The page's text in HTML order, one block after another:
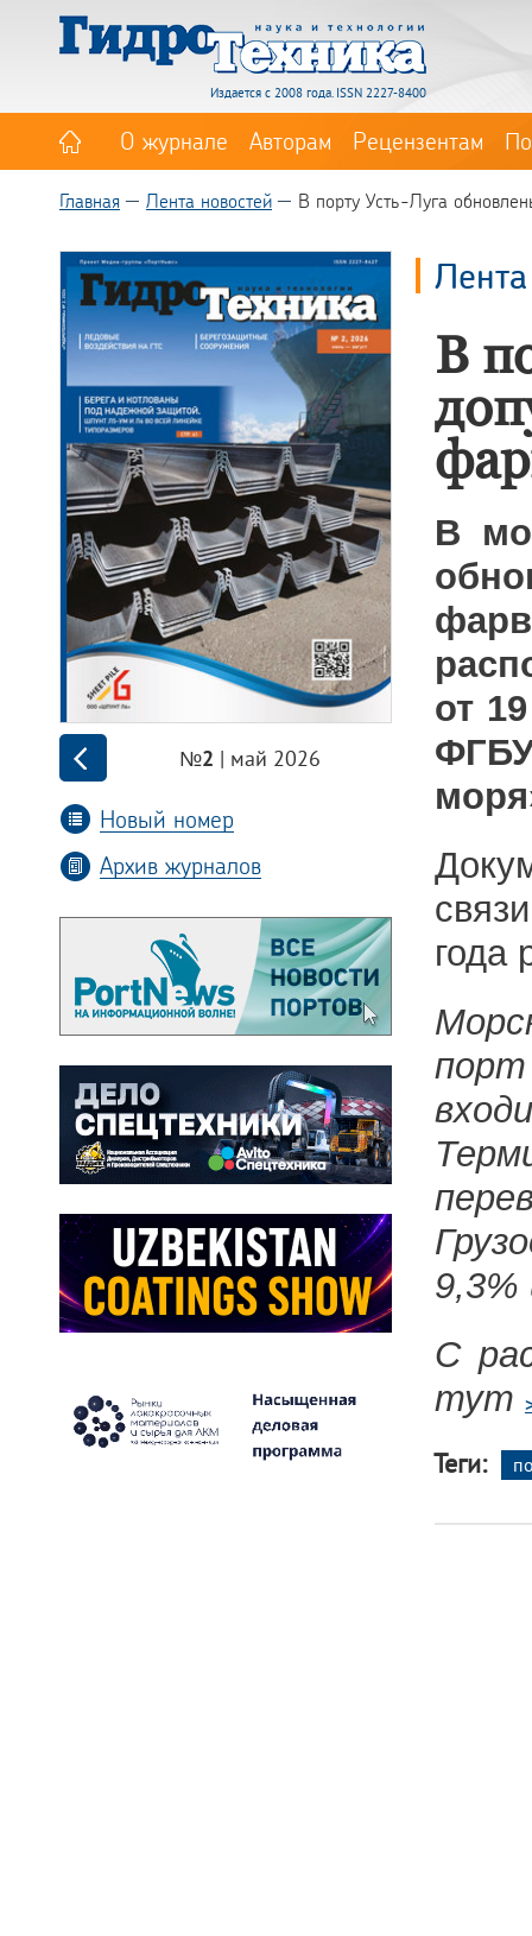
Издается с 2008 года. ISSN 2227-8400
О журнале Авторам Рецензентам
Главная Лента новостей В порту Усть-Луга
№2 | май 2026
Новый номер
Архив журналов
В
В
от
года
9,3%
С
тут
Теги: